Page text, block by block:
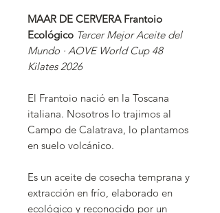
MAAR DE CERVERA Frantoio
Ecológico Tercer Mejor Aceite del
Mundo · AOVE World Cup 48
Kilates 2026
El Frantoio nació en la Toscana
italiana. Nosotros lo trajimos al
Campo de Calatrava, lo plantamos
en suelo volcánico.
Es un aceite de cosecha temprana y
extracción en frío, elaborado en
ecológico y reconocido por un